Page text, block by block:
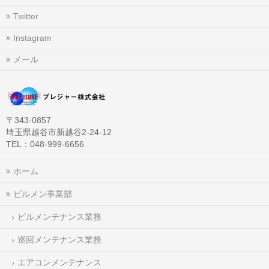
Twitter
Instagram
メール
〒343-0857
埼玉県越谷市新越谷2-24-12
TEL：048-999-6656
ホーム
ビルメン事業部
ビルメンテナンス業務
巡回メンテナンス業務
エアコンメンテナンス